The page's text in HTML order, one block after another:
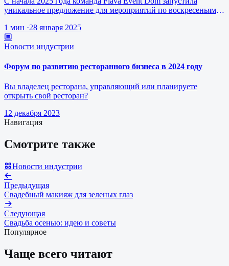
уникальное предложение для мероприятий по воскресеньям за
1 мин ·28 января 2025
Новости индустрии
Форум по развитию ресторанного бизнеса в 2024 году
Вы владелец ресторана, управляющий или планируете
открыть свой ресторан?
12 декабря 2023
Навигация
Смотрите также
Новости индустрии
Предыдущая
Свадебный макияж для зеленых глаз
Следующая
Свадьба осенью: идею и советы
Популярное
Чаще всего читают